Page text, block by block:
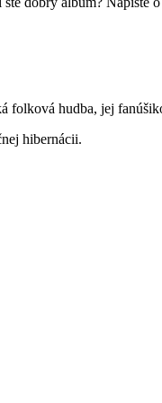
folková hudba, jej
hibernácii.